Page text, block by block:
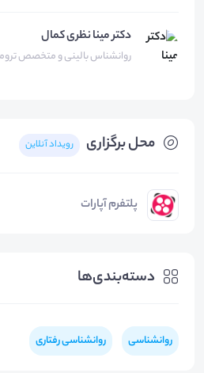
محل برگزاری رویداد آنلاین
پلتفرم آپارات
دسته‌بندی‌ها
روانشناسی روانشناسی رفتاری
دکتر مینا نظری کمال
روانشناس بالینی و متخصص